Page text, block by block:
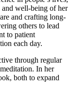
and well-being of her
and crafting long-
others to lead
to patient
each day.
through regular
In her
both to expand